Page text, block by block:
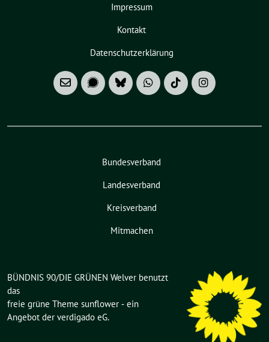
Impressum
Kontakt
Datenschutzerklärung
Bundesverband
Landesverband
Kreisverband
Mitmachen
BÜNDNIS 90/DIE GRÜNEN Welver benutzt
das
freie grüne Theme sunflower ‐ ein
Angebot der verdigado eG.